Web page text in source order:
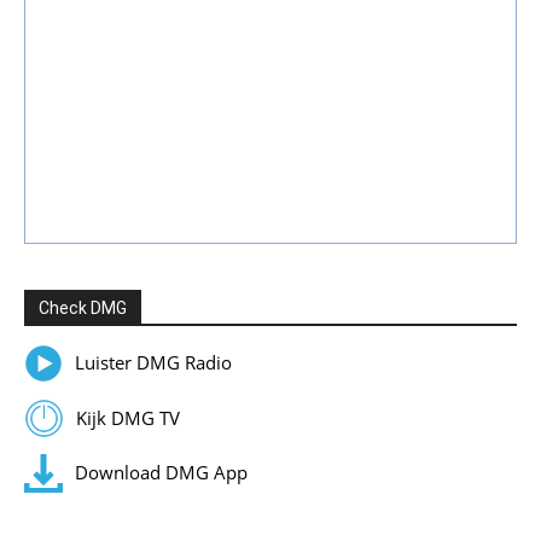
Check DMG
Luister DMG Radio
Kijk DMG TV
Download DMG App